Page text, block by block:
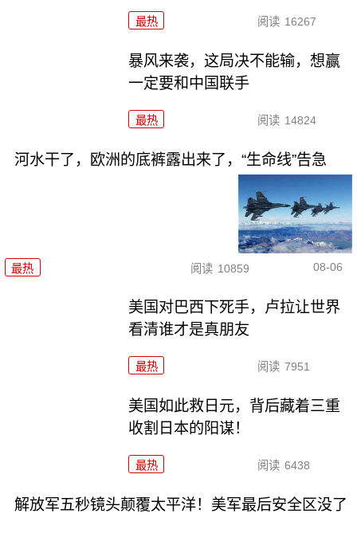
最热 阅读 16267
暴风来袭，这局决不能输，想赢
一定要和中国联手
最热 阅读 14824
河水干了，欧洲的底裤露出来了，“生命线”告急
最热 阅读 10859 08-06
美国对巴西下死手，卢拉让世界
看清谁才是真朋友
最热 阅读 7951
美国如此救日元，背后藏着三重
收割日本的阳谋！
最热 阅读 6438
解放军五秒镜头颠覆太平洋！美军最后安全区没了